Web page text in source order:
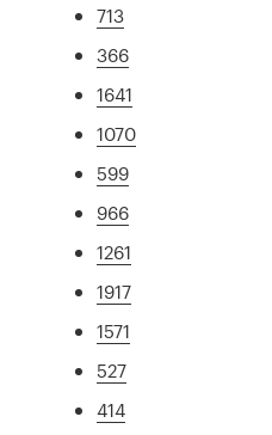
713
366
1641
1070
599
966
1261
1917
1571
527
414